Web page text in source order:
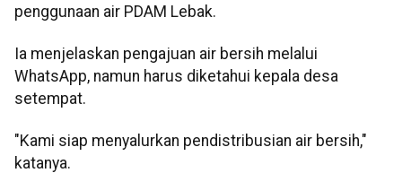
penggunaan air PDAM Lebak.
‎Ia menjelaskan pengajuan air bersih melalui
WhatsApp, namun harus diketahui kepala desa
setempat.
‎"Kami siap menyalurkan pendistribusian air bersih,"
katanya.